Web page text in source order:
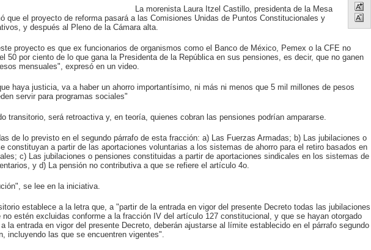
La morenista Laura Itzel Castillo, presidenta de la Mesa
que el proyecto de reforma pasará a las Comisiones Unidas de Puntos Constitucionales y
y después al Pleno de la Cámara alta.
proyecto es que ex funcionarios de organismos como el Banco de México, Pemex o la CFE no
50 por ciento de lo que gana la Presidenta de la República en sus pensiones, es decir, que no ganen
mensuales", expresó en un video.
haya justicia, va a haber un ahorro importantísimo, ni más ni menos que 5 mil millones de pesos
servir para programas sociales"
transitorio, será retroactiva y, en teoría, quienes cobran las pensiones podrían ampararse.
de lo previsto en el segundo párrafo de esta fracción: a) Las Fuerzas Armadas; b) Las jubilaciones o
constituyan a partir de las aportaciones voluntarias a los sistemas de ahorro para el retiro basados en
c) Las jubilaciones o pensiones constituidas a partir de aportaciones sindicales en los sistemas de
y d) La pensión no contributiva a que se refiere el artículo 4o.
se lee en la iniciativa.
establece a la letra que, a "partir de la entrada en vigor del presente Decreto todas las jubilaciones
no estén excluidas conforme a la fracción IV del artículo 127 constitucional, y que se hayan otorgado
la entrada en vigor del presente Decreto, deberán ajustarse al límite establecido en el párrafo segundo
incluyendo las que se encuentren vigentes".